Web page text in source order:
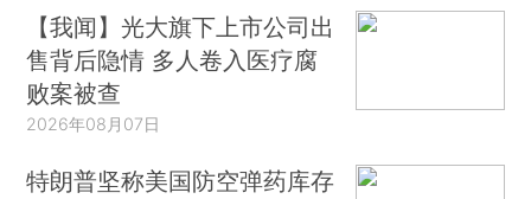
【我闻】光大旗下上市公司出
售背后隐情 多人卷入医疗腐
败案被查
2026年08月07日
特朗普坚称美国防空弹药库存